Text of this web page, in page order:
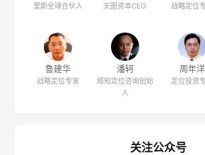
里斯全球合伙人 天图资本CEO 战略定位
鲁建华
战略定位专家
潘轲
顺知定位咨询创始
人
周年洋
定位投资
关注公众号